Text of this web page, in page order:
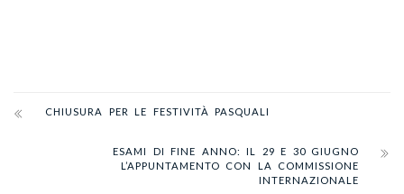
CHIUSURA PER LE FESTIVITÀ PASQUALI
ESAMI DI FINE ANNO: IL 29 E 30 GIUGNO
L’APPUNTAMENTO CON LA COMMISSIONE
INTERNAZIONALE